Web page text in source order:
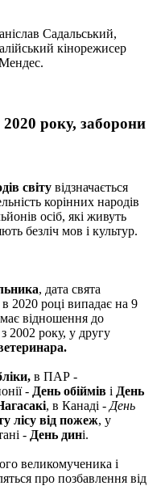
Садальський,
кінорежисер
року, заборони
світу відзначається
корінних народів
осіб, які живуть
безліч мов і культур.
, дата свята
2020 році випадає на 9
відношення до
з 2002 року, у другу
в ПАР -
- День обіймів і День
, в Канаді - День
лісу від пожеж, у
- День дині.
великомученика і
про позбавлення від